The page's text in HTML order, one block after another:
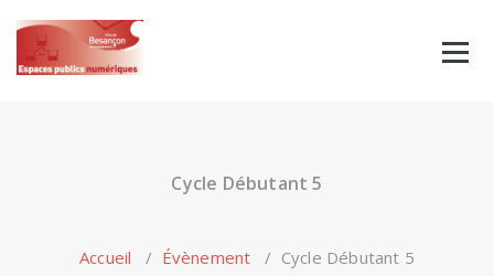
content
Cycle Débutant 5
Accueil / Évènement / Cycle Débutant 5